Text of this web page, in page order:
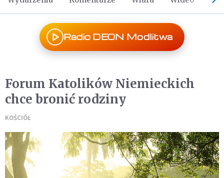
Radio DEON Modlitwa
Forum Katolików Niemieckich
chce bronić rodziny
KOŚCIÓŁ